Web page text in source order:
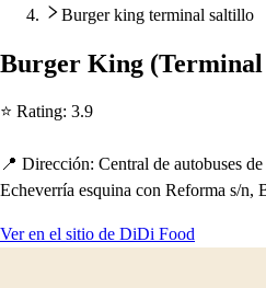
Burger king terminal saltillo
Burger King (Terminal
⭐ Rating: 3.9
📍 Dirección: Central de autobuses de
Echeverría esquina con Reforma s/n,
Ver en el sitio de DiDi Food